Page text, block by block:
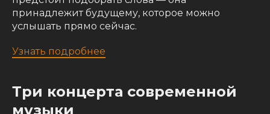
принадлежит будущему, которое можно
услышать прямо сейчас.
Узнать подробнее
Три концерта современной
музыки